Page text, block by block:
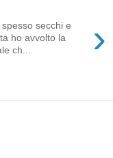
›
secchi e
ho avvolto la
ch...